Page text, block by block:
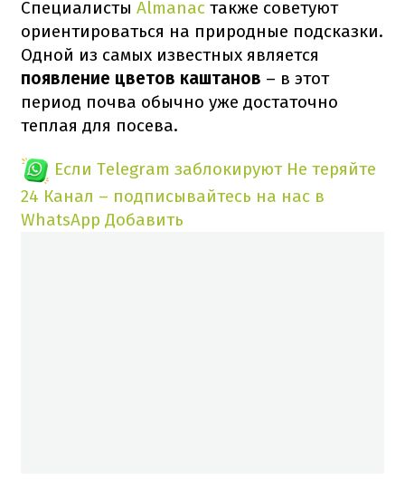
Специалисты Almanac также советуют
ориентироваться на природные подсказки.
Одной из самых известных является
появление цветов каштанов – в этот
период почва обычно уже достаточно
теплая для посева.
Если Telegram заблокируют Не теряйте
24 Канал – подписывайтесь на нас в
WhatsApp Добавить